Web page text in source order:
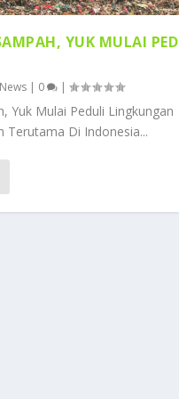
YUK MULAI
News | 0 |
Yuk Mulai Peduli Lingkungan
Terutama Di Indonesia...